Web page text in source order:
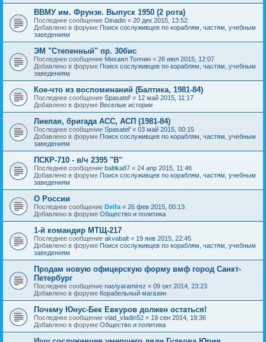
ВВМУ им. Фрунзе. Выпуск 1950 (2 рота)
Последнее сообщение Dinadin « 20 дек 2015, 13:52
Добавлено в форуме Поиск сослуживцев по кораблям, частям, учебным
заведениям
ЭМ "Степенный" пр. 30бис
Последнее сообщение Михаил Толчин « 26 июл 2015, 12:07
Добавлено в форуме Поиск сослуживцев по кораблям, частям, учебным
заведениям
Кое-что из воспоминаний (Балтика, 1981-84)
Последнее сообщение Spasatel' « 12 май 2015, 11:17
Добавлено в форуме Веселые истории
Лиепая, бригада АСС, АСП (1981-84)
Последнее сообщение Spasatel' « 03 май 2015, 00:15
Добавлено в форуме Поиск сослуживцев по кораблям, частям, учебным
заведениям
ПСКР-710 - в/ч 2395 "В"
Последнее сообщение baltika87 « 24 апр 2015, 11:46
Добавлено в форуме Поиск сослуживцев по кораблям, частям, учебным
заведениям
О России
Последнее сообщение Delfa « 26 фев 2015, 00:13
Добавлено в форуме Общество и политика
1-й командир МТЩ-217
Последнее сообщение akvabalt « 19 янв 2015, 22:45
Добавлено в форуме Поиск сослуживцев по кораблям, частям, учебным
заведениям
Продам новую офицерскую форму вмф город Санкт-
Петербург
Последнее сообщение nastyaramirez « 09 окт 2014, 23:23
Добавлено в форуме Корабельный магазин
Почему Юнус-Бек Евкуров должен остаться!
Последнее сообщение vlad_vladin52 « 19 сен 2014, 19:36
Добавлено в форуме Общество и политика